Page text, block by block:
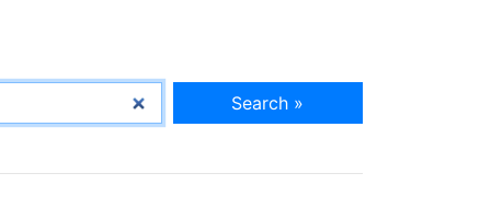
Search »